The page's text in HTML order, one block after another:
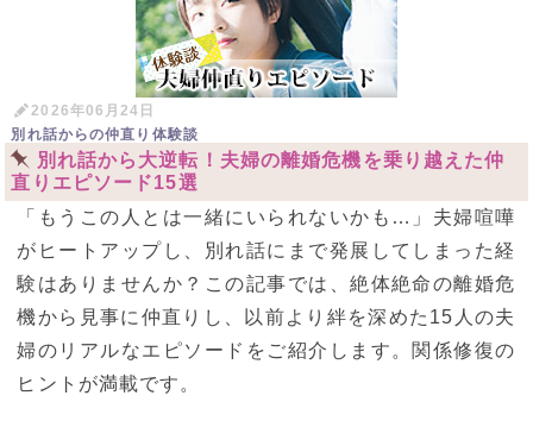
2026年06月24日
別れ話からの仲直り体験談
別れ話から大逆転！夫婦の離婚危機を乗り越えた仲
直りエピソード15選
「もうこの人とは一緒にいられないかも…」夫婦喧嘩
がヒートアップし、別れ話にまで発展してしまった経
験はありませんか？この記事では、絶体絶命の離婚危
機から見事に仲直りし、以前より絆を深めた15人の夫
婦のリアルなエピソードをご紹介します。関係修復の
ヒントが満載です。